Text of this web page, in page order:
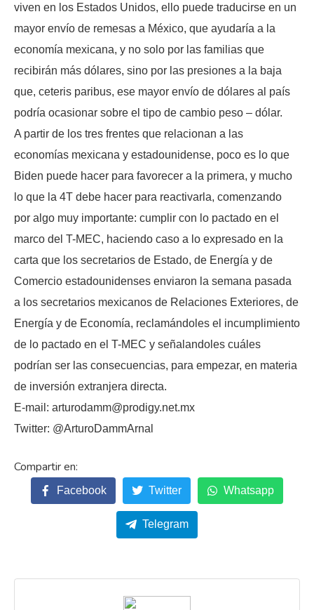
viven en los Estados Unidos, ello puede traducirse en un
mayor envío de remesas a México, que ayudaría a la
economía mexicana, y no solo por las familias que
recibirán más dólares, sino por las presiones a la baja
que, ceteris paribus, ese mayor envío de dólares al país
podría ocasionar sobre el tipo de cambio peso – dólar.
A partir de los tres frentes que relacionan a las
economías mexicana y estadounidense, poco es lo que
Biden puede hacer para favorecer a la primera, y mucho
lo que la 4T debe hacer para reactivarla, comenzando
por algo muy importante: cumplir con lo pactado en el
marco del T-MEC, haciendo caso a lo expresado en la
carta que los secretarios de Estado, de Energía y de
Comercio estadounidenses enviaron la semana pasada
a los secretarios mexicanos de Relaciones Exteriores, de
Energía y de Economía, reclamándoles el incumplimiento
de lo pactado en el T-MEC y señalandoles cuáles
podrían ser las consecuencias, para empezar, en materia
de inversión extranjera directa.
E-mail: arturodamm@prodigy.net.mx
Twitter: @ArturoDammArnal
Facebook Twitter Whatsapp
Telegram